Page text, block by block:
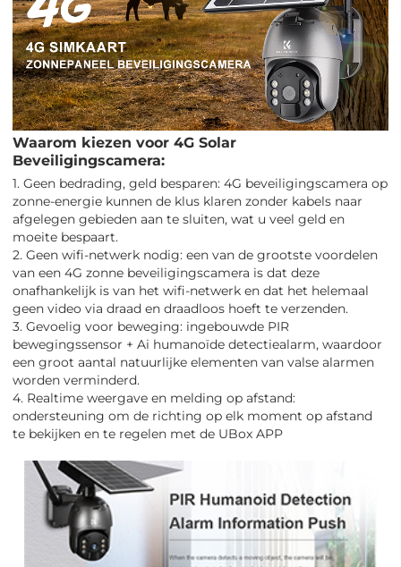
Waarom kiezen voor 4G Solar
Beveiligingscamera:
1. Geen bedrading, geld besparen: 4G beveiligingscamera op
zonne-energie kunnen de klus klaren zonder kabels naar
afgelegen gebieden aan te sluiten, wat u veel geld en
moeite bespaart.
2. Geen wifi-netwerk nodig: een van de grootste voordelen
van een 4G zonne beveiligingscamera is dat deze
onafhankelijk is van het wifi-netwerk en dat het helemaal
geen video via draad en draadloos hoeft te verzenden.
3. Gevoelig voor beweging: ingebouwde PIR
bewegingssensor + Ai humanoïde detectiealarm, waardoor
een groot aantal natuurlijke elementen van valse alarmen
worden verminderd.
4. Realtime weergave en melding op afstand:
ondersteuning om de richting op elk moment op afstand
te bekijken en te regelen met de UBox APP